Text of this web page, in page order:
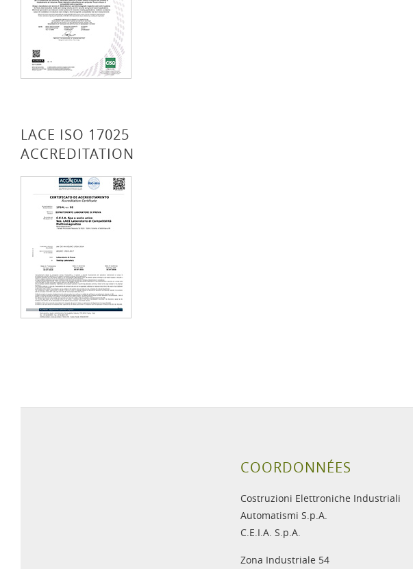
LACE ISO 17025
ACCREDITATION
COORDONNÉES
Costruzioni Elettroniche Industriali
Automatismi S.p.A.
C.E.I.A. S.p.A.
Zona Industriale 54